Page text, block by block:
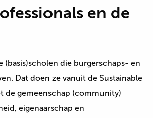
en de
(basis)scholen die burgerschaps- en
Dat doen ze vanuit de Sustainable
de gemeenschap (community)
eigenaarschap en